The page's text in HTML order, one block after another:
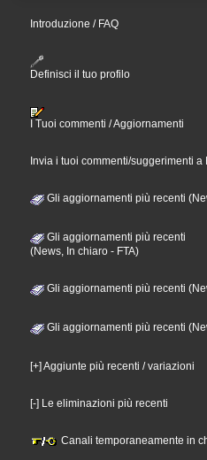
Introduzione / FAQ
Definisci il tuo profilo
I Tuoi commenti / Aggiornamenti
Invia i tuoi commenti/suggerimenti a
Gli aggiornamenti più recenti
Gli aggiornamenti più recenti
(News, In chiaro - FTA)
Gli aggiornamenti più recenti
Gli aggiornamenti più recenti
[+] Aggiunte più recenti / variazioni
[-] Le eliminazioni più recenti
Canali temporaneamente in